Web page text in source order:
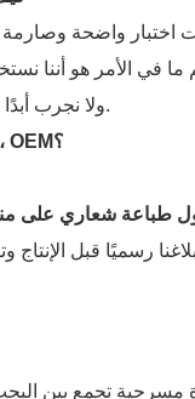
اختبار واضحة وصارمة
في الأمر هو أننا
ولا نجرب أبدًا مواد خام رديئة الجودة.
2.يمكنك القيام ODM ، OEM؟
طباعة شعاري على
رسميًا قبل الإنتاج